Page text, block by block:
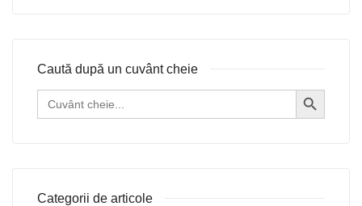
Caută după un cuvânt cheie
Search
for:
Search Button
Categorii de articole